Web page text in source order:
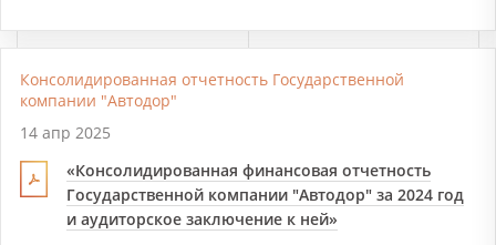
Консолидированная отчетность Государственной
компании "Автодор"
14 апр 2025
«Консолидированная финансовая отчетность
Государственной компании "Автодор" за 2024 год
и аудиторское заключение к ней»